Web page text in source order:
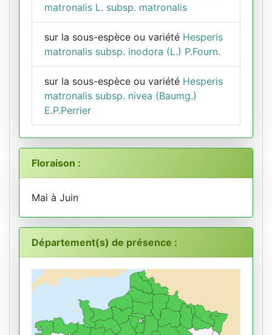
matronalis L. subsp. matronalis
sur la sous-espèce ou variété Hesperis
matronalis subsp. inodora (L.) P.Fourn.
sur la sous-espèce ou variété Hesperis
matronalis subsp. nivea (Baumg.)
E.P.Perrier
Floraison :
Mai à Juin
Département(s) de présence :